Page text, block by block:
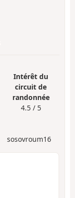
Intérêt du
circuit de
randonnée
4.5 / 5
sosovroum16